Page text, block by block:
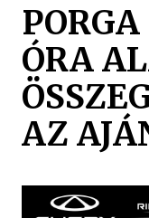
ÓRA
AZ